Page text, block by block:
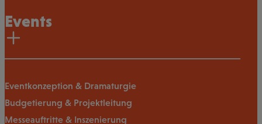
Events
Eventkonzeption & Dramaturgie
Budgetierung & Projektleitung
Messeauftritte & Inszenierung